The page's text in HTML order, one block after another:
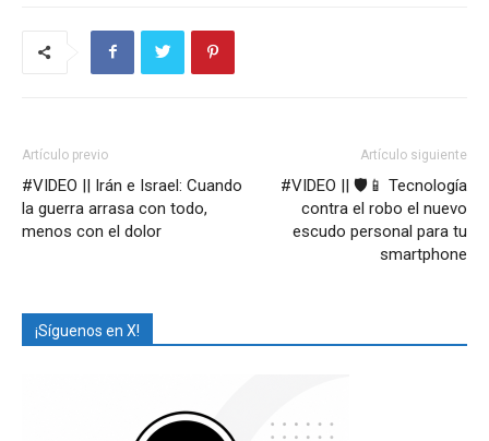
Artículo previo
#VIDEO || Irán e Israel: Cuando
la guerra arrasa con todo,
menos con el dolor
Artículo siguiente
#VIDEO || 🛡️📱 Tecnología
contra el robo el nuevo
escudo personal para tu
smartphone
¡Síguenos en X!